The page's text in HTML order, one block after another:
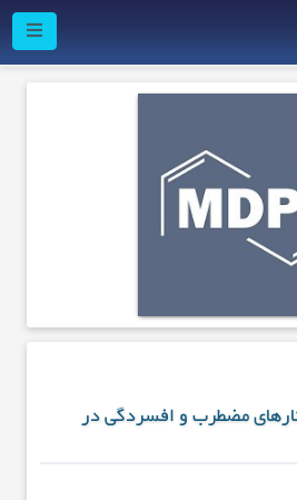
مضطرب و افسردگی در